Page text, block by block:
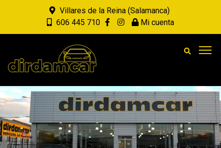
Villares de la Reina (Salamanca)
606 445 710
Mi cuenta